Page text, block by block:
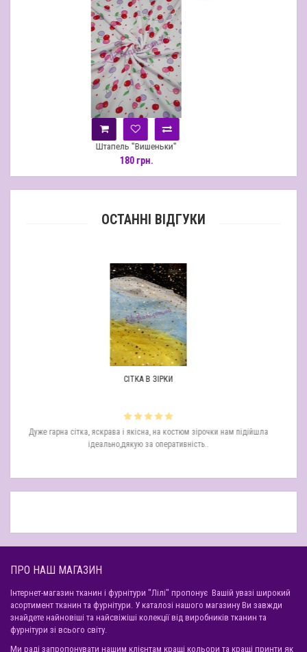
ОСТАННІ ВІДГУКИ
і якісна, на костюм зірочки нам підійшла
за оперативність..
Дякую за чудову тканину, хоч
ПРО НАШ МАГАЗИН
Інтернет-магазин тканин і фурнітури "Лілі" пропонує Вашій увазі широкий
асортимент тканин та фурнітури. У каталозі нашого магазину Ви завжди
знайдете найновіші та найсвіжіші колекції від виробників тканин та
фурнітури зі всього світу.
Ми раді запропонувати нашим клієнтам кращі кольори та кращі принти як